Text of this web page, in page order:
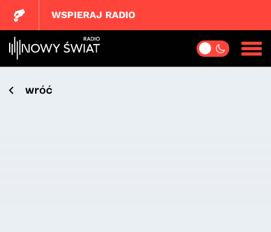
WSPIERAJ RADIO
wróć